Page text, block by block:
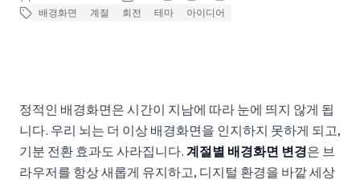
배경화면 계절 회전 테마 아이디어
정적인 배경화면은 시간이 지남에 따라 눈에 띄지 않게 됩
니다. 우리 뇌는 더 이상 배경화면을 인지하지 못하게 되고,
기분 전환 효과도 사라집니다. 계절별 배경화면 변경은 브
라우저를 항상 새롭게 유지하고, 디지털 환경을 바깥 세상